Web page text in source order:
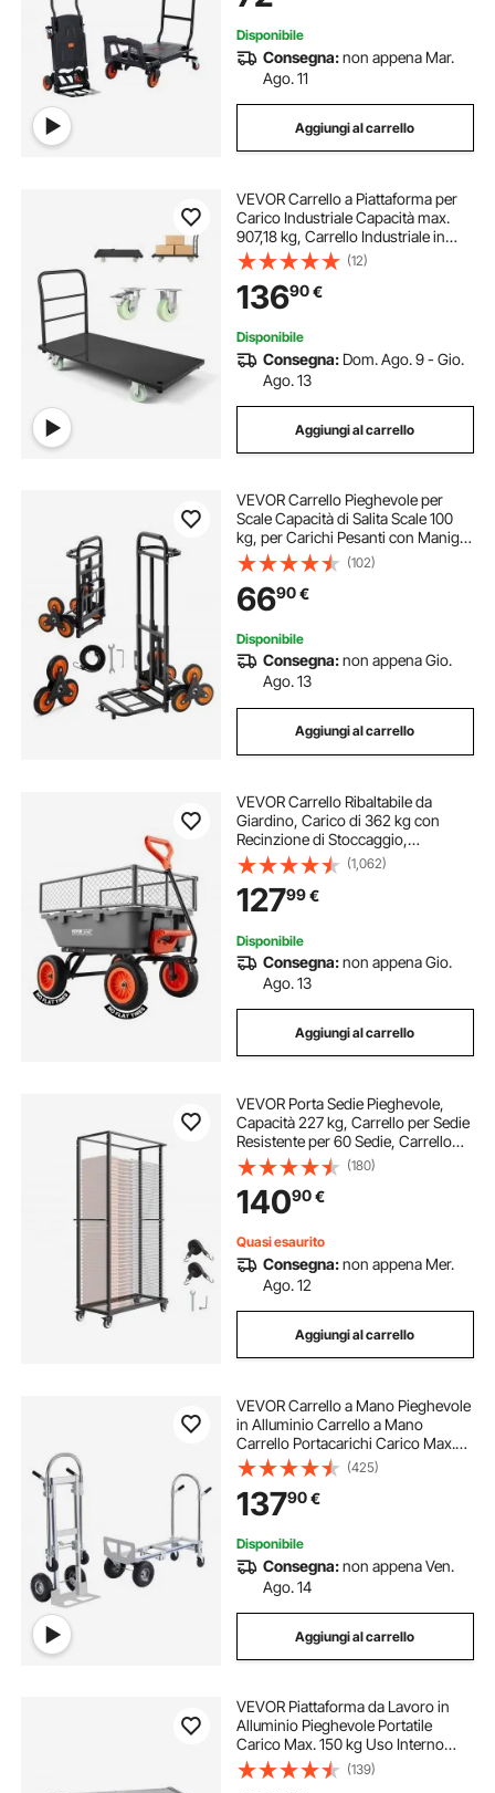
Magazzino
Disponibile
Consegna:non appena Mar.
Ago. 11
Aggiungi al carrello
VEVOR Carrello a Piattaforma per
Carico Industriale Capacità max.
907,18 kg, Carrello Industriale in
Acciaio con Ruote Girevoli e
Maniglia, Pianale a Spinta Manuale
per Trasporto Merci Pacchi
(12)
13690€
Disponibile
Consegna: Dom. Ago. 9 - Gio.
Ago. 13
Aggiungi al carrello
VEVOR Carrello Pieghevole per
Scale Capacità di Salita Scale 100
kg, per Carichi Pesanti con Maniglia
Telescopica, 6 Ruote e 2 Corde
Elastiche, Carrello Saliscale per
Generi Alimentari, Magazzino
(102)
6690€
Disponibile
Consegna:non appena Gio.
Ago. 13
Aggiungi al carrello
VEVOR Carrello Ribaltabile da
Giardino, Carico di 362 kg con
Recinzione di Stoccaggio,
Meccanismo di Scarico Rapido,
Ruote Girevoli, Maniglia Girevole,
Carrello da Giardino per Piante,
Terreno
(1,062)
12799€
Disponibile
Consegna:non appena Gio.
Ago. 13
Aggiungi al carrello
VEVOR Porta Sedie Pieghevole,
Capacità 227 kg, Carrello per Sedie
Resistente per 60 Sedie, Carrello
Porta Sedie in Metallo con Ruote
Girevoli e Ruote Bloccabili per Feste,
Eventi, Hotel, Nero Opaco
(180)
14090€
Quasi esaurito
Consegna:non appena Mer.
Ago. 12
Aggiungi al carrello
VEVOR Carrello a Mano Pieghevole
in Alluminio Carrello a Mano
Carrello Portacarichi Carico Max.
363kg, Carrello a Mano Pieghevole
in Carrello con Piattaforma Ruote
per Trasporto di Merci da
Magazzino
(425)
13790€
Disponibile
Consegna:non appena Ven.
Ago. 14
Aggiungi al carrello
VEVOR Piattaforma da Lavoro in
Alluminio Pieghevole Portatile
Carico Max. 150 kg Uso Interno
Esterno, Sgabello da Lavoro Basso
in Alluminio Pieghevole
(139)